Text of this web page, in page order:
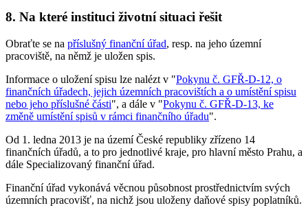
8. Na které instituci životní situaci řešit
Obraťte se na příslušný finanční úřad, resp. na jeho územní
pracoviště, na němž je uložen spis.
Informace o uložení spisu lze nalézt v "Pokynu č. GFŘ-D-12, o
finančních úřadech, jejich územních pracovištích a o umístění spisu
nebo jeho příslušné části", a dále v "Pokynu č. GFŘ-D-13, ke
změně umístění spisů v rámci finančního úřadu".
Od 1. ledna 2013 je na území České republiky zřízeno 14
finančních úřadů, a to pro jednotlivé kraje, pro hlavní město Prahu, a
dále Specializovaný finanční úřad.
Finanční úřad vykonává věcnou působnost prostřednictvím svých
územních pracovišť, na nichž jsou uloženy daňové spisy poplatníků.